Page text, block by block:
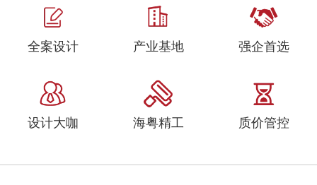
全案设计 产业基地 强企首选
设计大咖 海粤精工 质价管控